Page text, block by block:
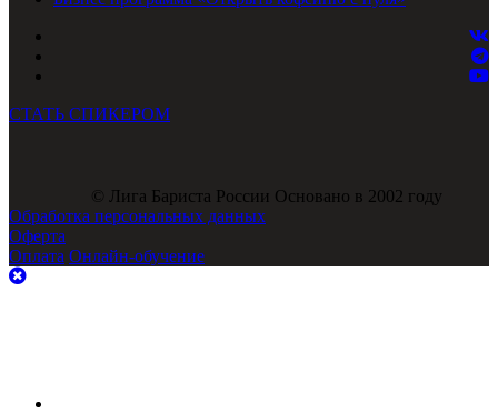
СТАТЬ СПИКЕРОМ
© Лига Бариста России Основано в 2002 году
Обработка персональных данных
Оферта
Оплата Онлайн-обучение